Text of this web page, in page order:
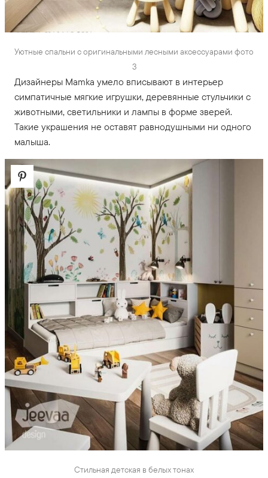
Уютные спальни с оригинальными лесными аксессуарами фото
3
Дизайнеры Mamka умело вписывают в интерьер
симпатичные мягкие игрушки, деревянные стульчики с
животными, светильники и лампы в форме зверей.
Такие украшения не оставят равнодушными ни одного
малыша.
Стильная детская в белых тонах